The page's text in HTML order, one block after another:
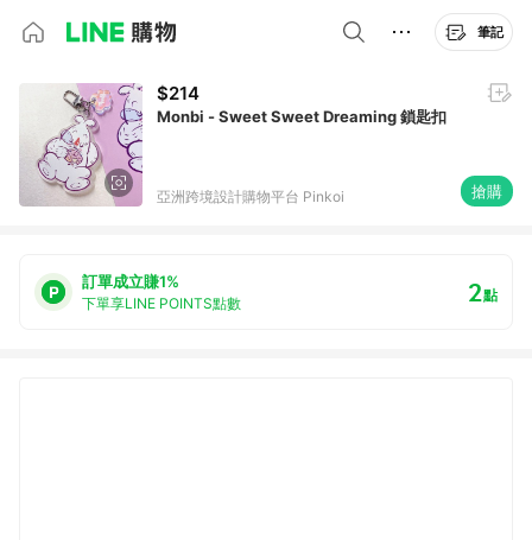
筆記
$214
Monbi - Sweet Sweet Dreaming 鎖匙扣
亞洲跨境設計購物平台 Pinkoi 搶購
訂單成立賺1%
下單享LINE POINTS點數 2點